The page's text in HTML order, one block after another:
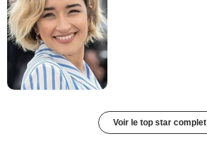
Voir le top star complet